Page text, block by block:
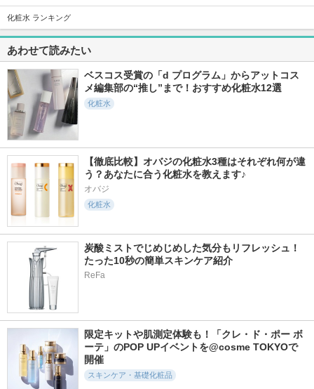
5.8
12957件
ジェニフィック ア
ルティメ セラム
ABC-Gピールウォ
アルティミューン
SHISEIDO
5.2
6344件
オルビス ザ クレン
ジング オイル
5.8
7409件
ジェノプティクス
5.6
17350件
スキンクリア クレ
5.5
5135件
レチノパワー リン
エリクシール
リム ビューティ ク
レンジング オイルn
ートメント エッセ
ンス
化粧水 ランキング
あわせて読みたい
ベスコス受賞の「d プログラム」からアットコス
メ編集部の“推し”まで！おすすめ化粧水12選
化粧水
【徹底比較】オバジの化粧水3種はそれぞれ何が違
う？あなたに合う化粧水を教えます♪
オバジ
化粧水
炭酸ミストでじめじめした気分もリフレッシュ！
たった10秒の簡単スキンケア紹介
ReFa
限定キットや肌測定体験も！「クレ・ド・ポー ボ
ーテ」のPOP UPイベントを@cosme TOKYOで
開催
スキンケア・基礎化粧品